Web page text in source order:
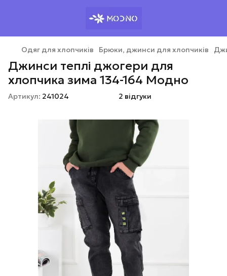
Одяг для хлопчиків Брюки, джинси для хлопчиків
Джинси теплі джогери для
хлопчика зима 134-164 Модно
Артикул: 241024 2 відгуки